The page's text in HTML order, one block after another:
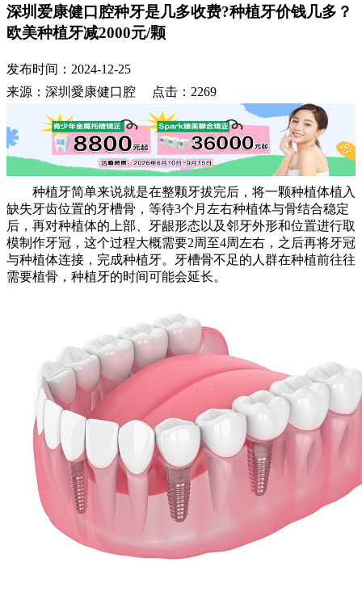
深圳爱康健口腔种牙是几多收费?种植牙价钱几多？
欧美种植牙减2000元/颗
发布时间：2024-12-25
来源：深圳愛康健口腔 点击：2269
种植牙简单来说就是在整颗牙拔完后，将一颗种植体植入
缺失牙齿位置的牙槽骨，等待3个月左右种植体与骨结合稳定
后，再对种植体的上部、牙龈形态以及邻牙外形和位置进行取
模制作牙冠，这个过程大概需要2周至4周左右，之后再将牙冠
与种植体连接，完成种植牙。牙槽骨不足的人群在种植前往往
需要植骨，种植牙的时间可能会延长。